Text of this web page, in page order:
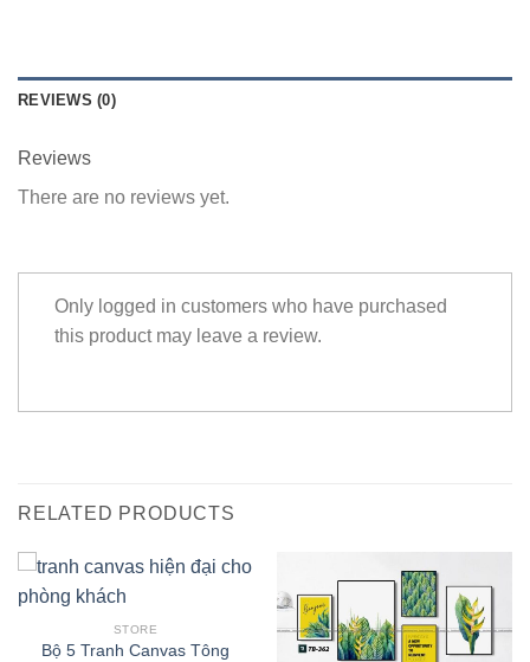
REVIEWS (0)
Reviews
There are no reviews yet.
Only logged in customers who have purchased
this product may leave a review.
RELATED PRODUCTS
STORE
Bộ 5 Tranh Canvas Tông